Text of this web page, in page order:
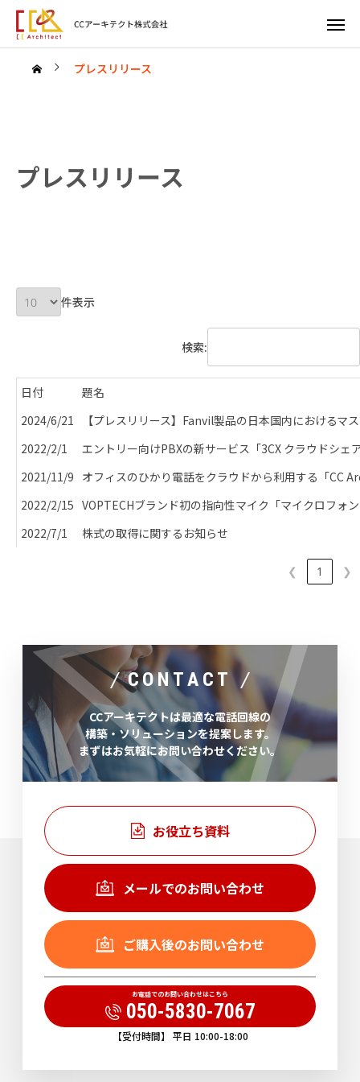
プレスリリース
プレスリリース
件表示
検索:
日付
題名
2024/6/21
【プレスリリース】Fanvil製品の日本国内におけるマ
2022/2/1
エントリー向けPBXの新サービス「3CX クラウドシェ
2021/11/9 オフィスのひかり電話をクラウドから利用する「CC
2022/2/15 VOPTECHブランド初の指向性マイク「マイクロフォ
2022/7/1
株式の取得に関するお知らせ
❮ 1 ❯
CONTACT
CCアーキテクトは最適な電話回線の
構築・ソリューションを提案します。
まずはお気軽にお問い合わせください。
お役立ち資料
メールでのお問い合わせ
ご購入後のお問い合わせ
お電話でのお問い合わせはこちら
050-5830-7067
【受付時間】 平日 10:00-18:00